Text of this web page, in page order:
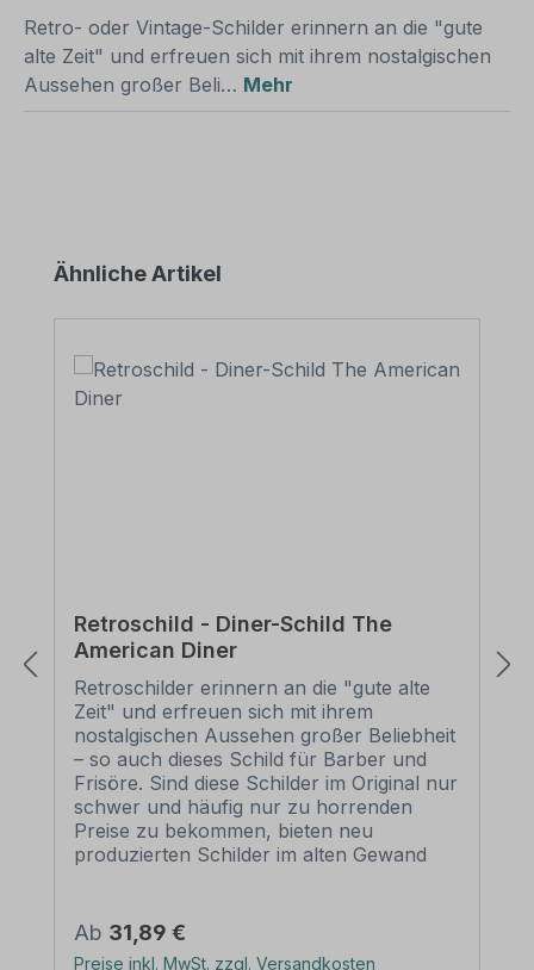
Retro- oder Vintage-Schilder erinnern an die "gute
alte Zeit" und erfreuen sich mit ihrem nostalgischen
Aussehen großer Beli… Mehr
Produktgalerie überspringen
Ähnliche Artikel
Retroschild - Diner-Schild The
American Diner
Retroschilder erinnern an die "gute alte
Zeit" und erfreuen sich mit ihrem
nostalgischen Aussehen großer Beliebheit
– so auch dieses Schild für Barber und
Frisöre. Sind diese Schilder im Original nur
schwer und häufig nur zu horrenden
Preise zu bekommen, bieten neu
produzierten Schilder im alten Gewand
zahlreichen Ausführungen erhältlich, mit
Motiven oder nur Textinhalten, die je nach
Regulärer Preis:
Ab 31,89 €
Preise inkl. MwSt. zzgl. Versandkosten